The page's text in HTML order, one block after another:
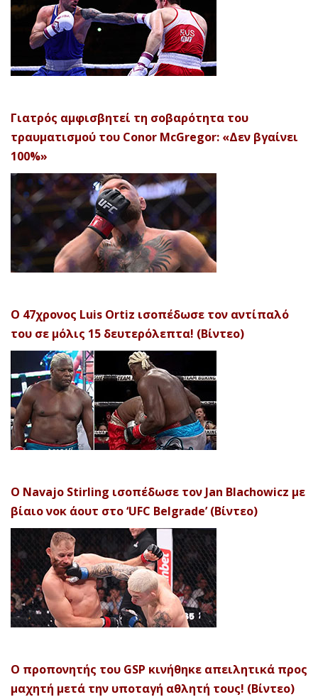
Γιατρός αμφισβητεί τη σοβαρότητα του
τραυματισμού του Conor McGregor: «Δεν βγαίνει
100%»
Ο 47χρονος Luis Ortiz ισοπέδωσε τον αντίπαλό
του σε μόλις 15 δευτερόλεπτα! (Βίντεο)
Ο Navajo Stirling ισοπέδωσε τον Jan Blachowicz με
βίαιο νοκ άουτ στο ‘UFC Belgrade’ (Βίντεο)
Ο προπονητής του GSP κινήθηκε απειλητικά προς
μαχητή μετά την υποταγή αθλητή τους! (Βίντεο)